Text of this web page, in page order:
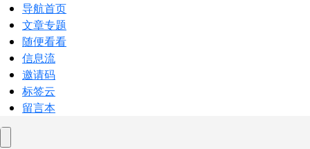
导航首页
文章专题
随便看看
信息流
邀请码
标签云
留言本